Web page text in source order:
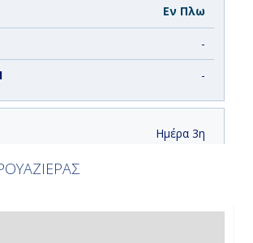
Εν Πλω
-
-
Ημέρα 3η